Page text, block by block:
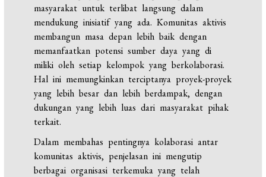
masyarakat untuk terlibat langsung dalam
mendukung inisiatif yang ada. Komunitas aktivis
membangun masa depan lebih baik dengan
memanfaatkan potensi sumber daya yang di
miliki oleh setiap kelompok yang berkolaborasi.
Hal ini memungkinkan terciptanya proyek-proyek
yang lebih besar dan lebih berdampak, dengan
dukungan yang lebih luas dari masyarakat pihak
terkait.
Dalam membahas pentingnya kolaborasi antar
komunitas aktivis, penjelasan ini mengutip
berbagai organisasi terkemuka yang telah